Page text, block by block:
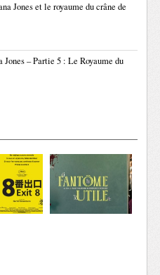
Jones et le royaume du crâne de
Jones – Partie 5 : Le Royaume du